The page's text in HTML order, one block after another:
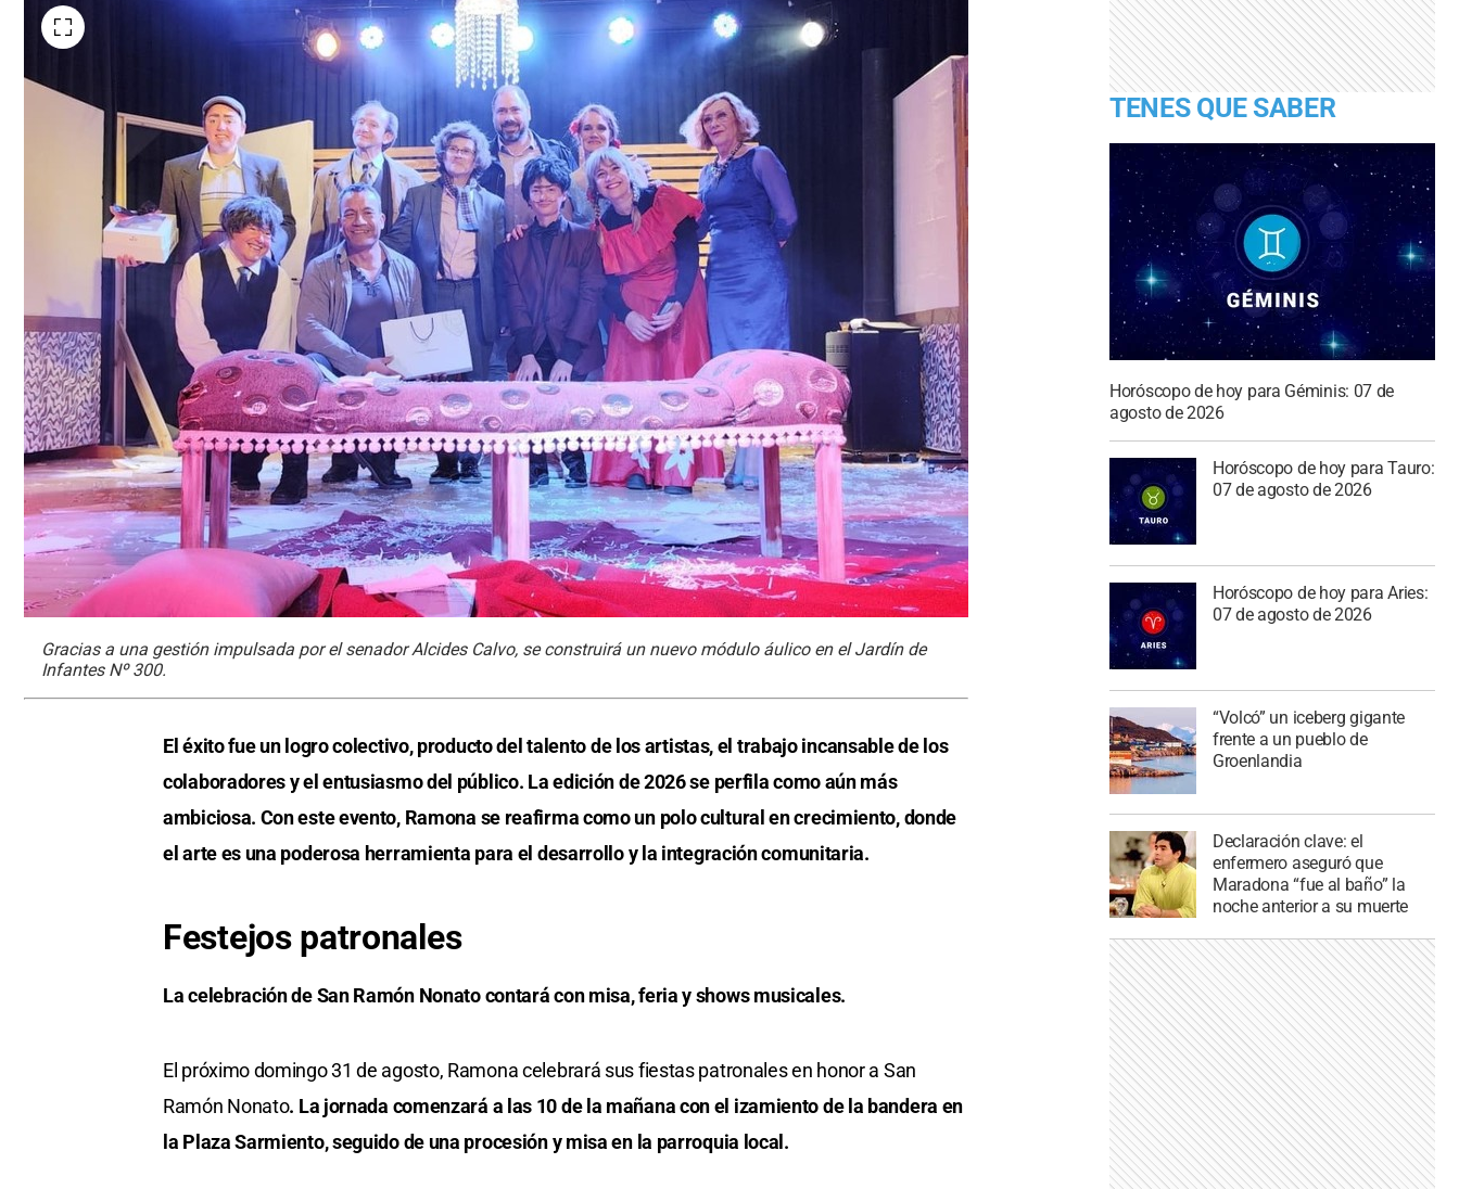
Gracias a una gestión impulsada por el senador Alcides Calvo, se construirá un nuevo módulo áulico en el Jardín de
Infantes Nº 300.
El éxito fue un logro colectivo, producto del talento de los artistas, el trabajo incansable de los
colaboradores y el entusiasmo del público. La edición de 2026 se perfila como aún más
ambiciosa. Con este evento, Ramona se reafirma como un polo cultural en crecimiento, donde
el arte es una poderosa herramienta para el desarrollo y la integración comunitaria.
Festejos patronales
La celebración de San Ramón Nonato contará con misa, feria y shows musicales.
El próximo domingo 31 de agosto, Ramona celebrará sus fiestas patronales en honor a San
Ramón Nonato. La jornada comenzará a las 10 de la mañana con el izamiento de la bandera en
la Plaza Sarmiento, seguido de una procesión y misa en la parroquia local.
TENES QUE SABER
Horóscopo de hoy para Géminis: 07 de
agosto de 2026
Horóscopo de hoy para Tauro:
07 de agosto de 2026
Horóscopo de hoy para Aries:
07 de agosto de 2026
“Volcó” un iceberg gigante
frente a un pueblo de
Groenlandia
Declaración clave: el
enfermero aseguró que
Maradona “fue al baño” la
noche anterior a su muerte